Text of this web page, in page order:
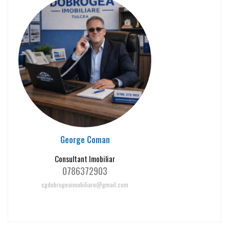
George Coman
Consultant Imobiliar
0786372903
cgdobrogeaimobiliare@gmail.com